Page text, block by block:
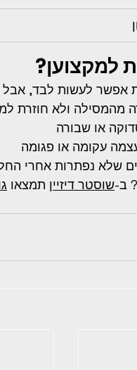
למקצוען?
אפשר לעשות לבד, אבל
מהמסילה ולא חוזרת
או שבורה
עקומה או פגומה
שלא נפתרות אחרי
ב-שוסטר דיזיין תמצאו